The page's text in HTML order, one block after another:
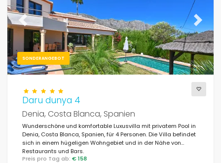
Beliebte Dienste
Bedingungen
Optionell
SONDERANGEBOT
Previous Next
Daru dunya 4
Denia, Costa Blanca, Spanien
Wunderschöne und komfortable Luxusvilla mit privatem Pool in
Denia, Costa Blanca, Spanien, für 4 Personen. Die Villa befindet
sich in einem hügeligen Wohngebiet und in der Nähe von
Restaurants und Bars.
Preis pro Tag ab: € 158